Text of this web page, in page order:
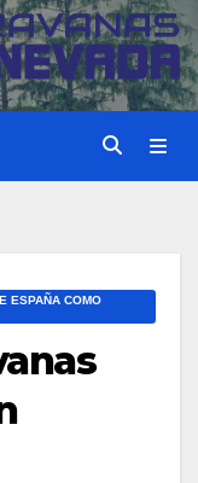
ESPAÑA COMO